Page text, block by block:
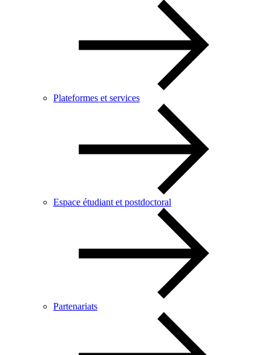
Plateformes et services
Espace étudiant et postdoctoral
Partenariats